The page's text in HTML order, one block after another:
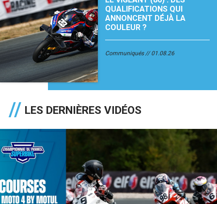
QUALIFICATIONS QUI
ANNONCENT DÉJÀ LA
COULEUR ?
Communiqués 01.08.26
LES DERNIÈRES VIDÉOS